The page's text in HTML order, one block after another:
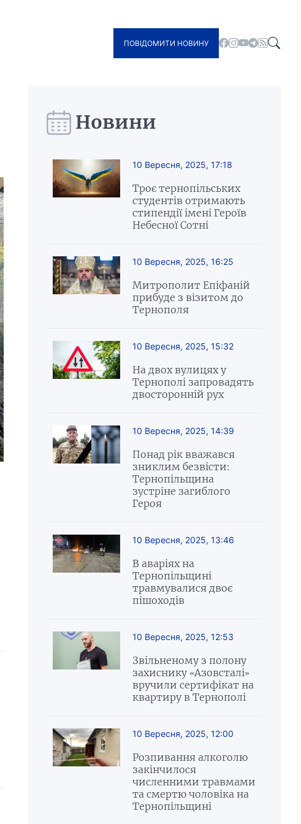
ПОВІДОМИТИ НОВИНУ
Новини
10 Вересня, 2025, 17:18
Троє тернопільських
студентів отримають
стипендії імені Героїв
Небесної Сотні
10 Вересня, 2025, 16:25
Митрополит Епіфаній
прибуде з візитом до
Тернополя
10 Вересня, 2025, 15:32
На двох вулицях у
Тернополі запровадять
двосторонній рух
10 Вересня, 2025, 14:39
Понад рік вважався
зниклим безвісти:
Тернопільщина
зустріне загиблого
Героя
10 Вересня, 2025, 13:46
В аваріях на
Тернопільщині
травмувалися двоє
пішоходів
10 Вересня, 2025, 12:53
Звільненому з полону
захиснику «Азовсталі»
вручили сертифікат на
квартиру в Тернополі
10 Вересня, 2025, 12:00
Розпивання алкоголю
закінчилося
численними травмами
та смертю чоловіка на
Тернопільщині